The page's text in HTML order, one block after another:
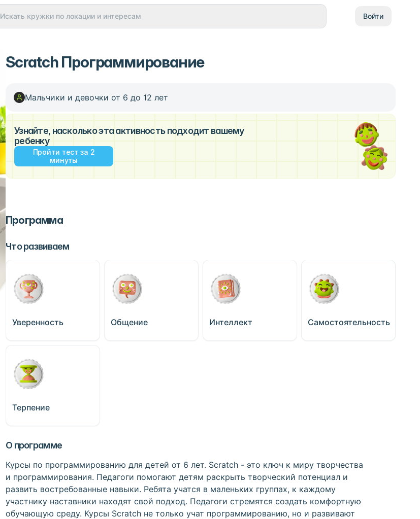
Искать кружки по локации и интересам Войти
Scratch Программирование
Мальчики и девочки от 6 до 12 лет
Узнайте, насколько эта активность подходит вашему
ребенку
Пройти тест за 2
минуты
Программа
Что развиваем
Уверенность Общение Интеллект Самостоятельность
Терпение
О программе
Курсы по программированию для детей от 6 лет. Scratch - это ключ к миру творчества
и программирования. Педагоги помогают детям раскрыть творческий потенциал и
развить востребованные навыки. Ребята учатся в маленьких группах, к каждому
участнику наставники находят свой подход. Педагоги стремятся создать комфортную
обучающую среду. Курсы Scratch не только учат программированию, но и развивают